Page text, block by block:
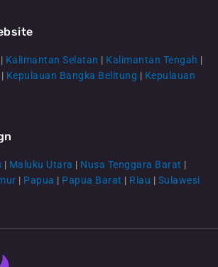
CS Lenteraweb
| Kalimantan Selatan | Kalimantan Tengah |
| Kepulauan Bangka Belitung | Kepulauan
| Maluku Utara | Nusa Tenggara Barat |
| Papua | Papua Barat | Riau | Sulawesi